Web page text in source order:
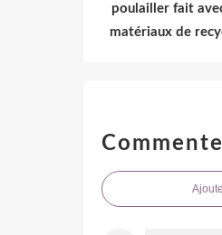
poulailler fait
matériaux de